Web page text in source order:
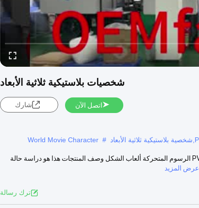
شخصيات بلاستيكية ثلاثية الأبعاد
اتصل الآن شارك
#
World Movie Character
مصنع OEM عالية الجودة 3d البلاستيكية شخصيات الرسوم المتحركة تخصيص، PVC الرسوم المتحركة ألعاب الشكل وصف المنتجات هذا هو دراسة حالة
عرض المزيد
ترك رسالة